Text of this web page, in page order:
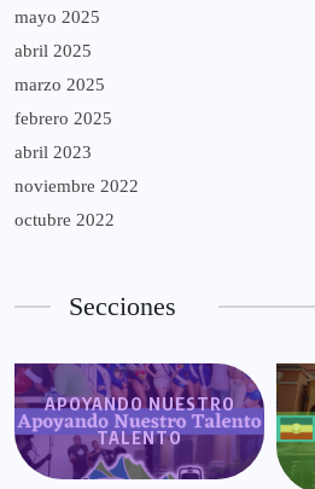
mayo 2025
abril 2025
marzo 2025
febrero 2025
abril 2023
noviembre 2022
octubre 2022
Secciones
APOYANDO NUESTRO
TALENTO